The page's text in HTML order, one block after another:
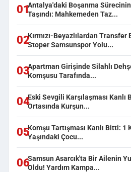
01Antalya'daki Boşanma Sürecinin
Taşındı: Mahkemeden Taz...
02Kırmızı-Beyazlılardan Transfer
Stoper Samsunspor Yolu...
03Apartman Girişinde Silahlı
Komşusu Tarafında...
04Eski Sevgili Karşılaşması
Ortasında Kurşun...
05Komşu Tartışması Kanlı Bitti: 1
Yaşındaki Çocu...
06Samsun Asarcık'ta Bir Ailenin
Oldu! Yardım Kampa...